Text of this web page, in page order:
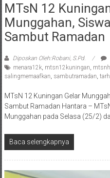
MTsN 12
Munggahan,
Sambut Ramadan
Diposkan Oleh:Robani, S.Pd.
menara12k, mtsn12kuningan,
salingmemaafkan, sambutramadan,
MTsN 12 Kuningan Gelar
Sambut Ramadan Hantara –
Munggahan pada Selasa (25/2)
Baca selengkapnya